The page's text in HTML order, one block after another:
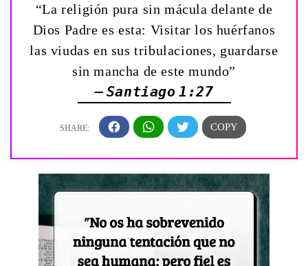
“La religión pura sin mácula delante de
Dios Padre es esta: Visitar los huérfanos
las viudas en sus tribulaciones, guardarse
sin mancha de este mundo”
— Santiago 1:27